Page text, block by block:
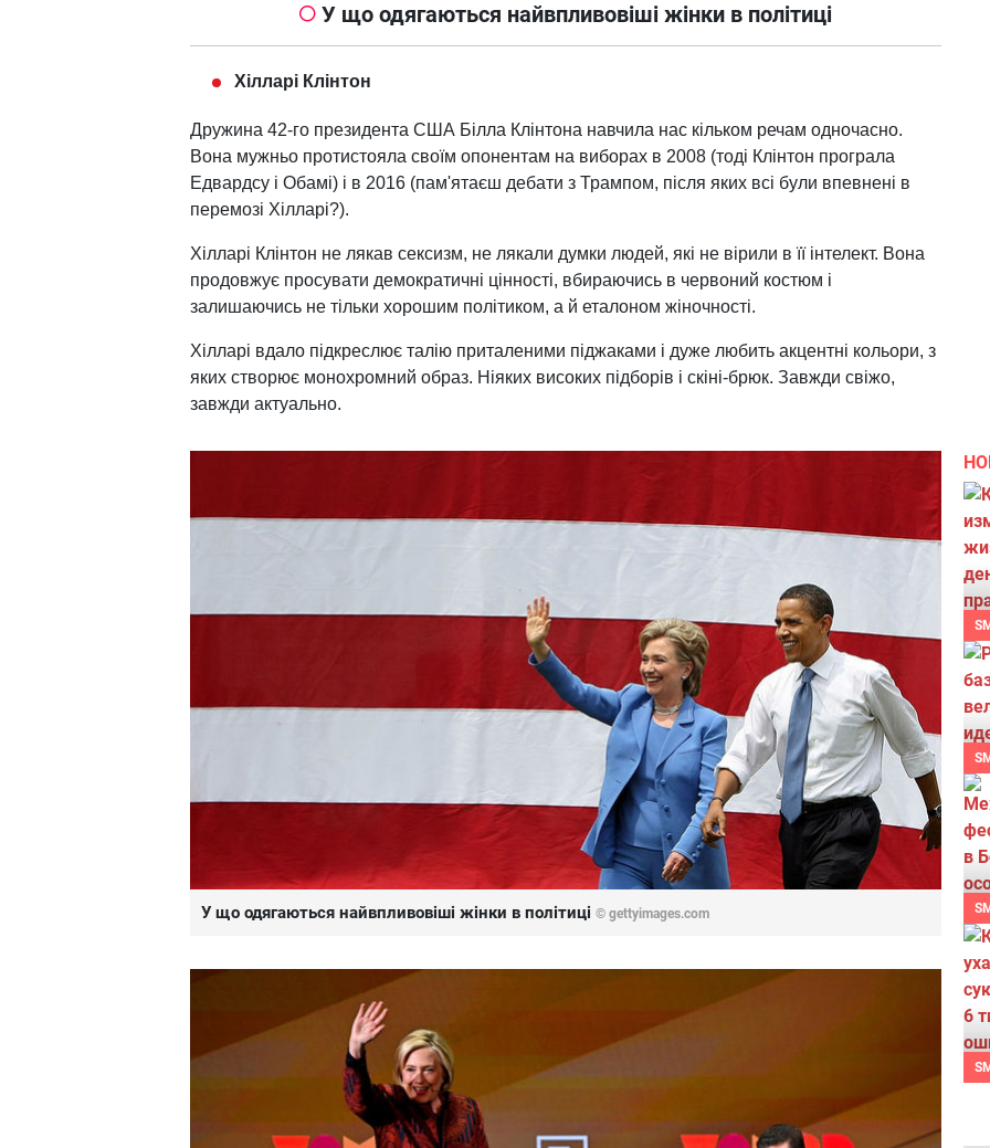
У що одягаються найвпливовіші жінки в політиці
Хілларі Клінтон
Дружина 42-го президента США Білла Клінтона навчила нас кільком речам одночасно.
Вона мужньо протистояла своїм опонентам на виборах в 2008 (тоді Клінтон програла
Едвардсу і Обамі) і в 2016 (пам'ятаєш дебати з Трампом, після яких всі були впевнені в
перемозі Хілларі?).
Хілларі Клінтон не лякав сексизм, не лякали думки людей, які не вірили в її інтелект. Вона
продовжує просувати демократичні цінності, вбираючись в червоний костюм і
залишаючись не тільки хорошим політиком, а й еталоном жіночності.
Хілларі вдало підкреслює талію приталеними піджаками і дуже любить акцентні кольори, з
яких створює монохромний образ. Ніяких високих підборів і скіні-брюк. Завжди свіжо,
завжди актуально.
У що одягаються найвпливовіші жінки в політиці © gettyimages.com